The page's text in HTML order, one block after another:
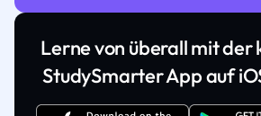
Lerne von überall mit der
StudySmarter App auf